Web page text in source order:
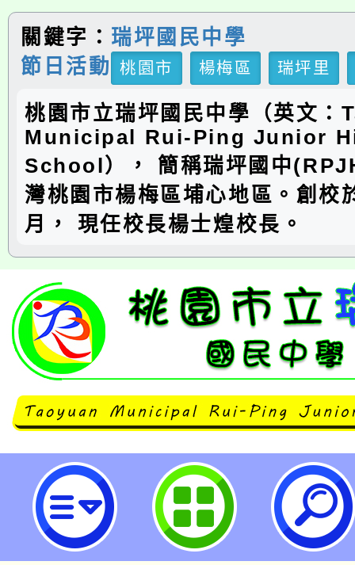
關鍵字： 瑞坪國民中學
節日活動
桃園市 楊梅區 瑞坪里
桃園市立瑞坪國民中學（英文：
Municipal Rui-Ping Junior
School）， 簡稱瑞坪國中
灣桃園市楊梅區埔心地區。創校
月， 現任校長楊士煌校長。
neilrpjhstyc網站設計者：徐嘉